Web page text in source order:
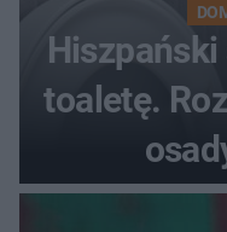
toaletę.